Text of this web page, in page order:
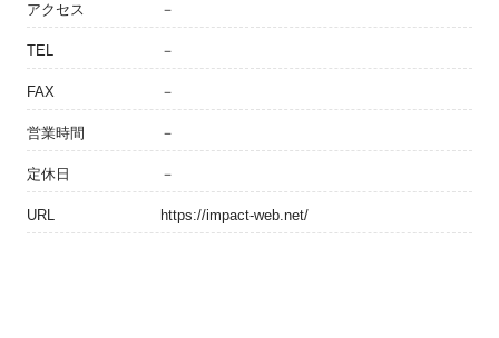
アクセス －
TEL －
FAX －
営業時間 －
定休日 －
URL https://impact-web.net/